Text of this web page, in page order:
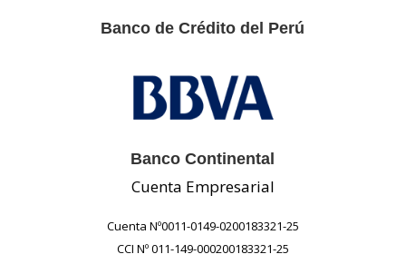
Banco de Crédito del Perú
Banco Continental
Cuenta Empresarial
Cuenta Nº0011-0149-0200183321-25
CCI Nº 011-149-000200183321-25